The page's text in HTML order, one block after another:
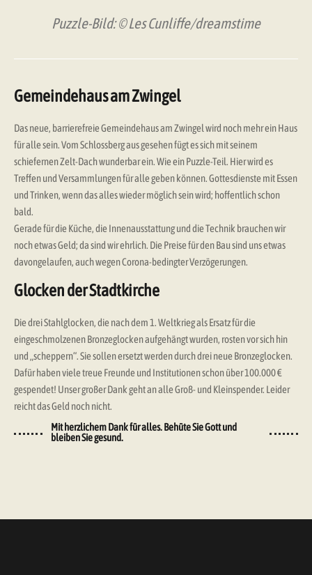
Puzzle-Bild: © Les Cunliffe/dreamstime
Gemeindehaus am Zwingel
Das neue, barrierefreie Gemeindehaus am Zwingel wird noch mehr ein Haus
für alle sein. Vom Schlossberg aus gesehen fügt es sich mit seinem
schiefernen Zelt-Dach wunderbar ein. Wie ein Puzzle-Teil. Hier wird es
Treffen und Versammlungen für alle geben können. Gottesdienste mit Essen
und Trinken, wenn das alles wieder möglich sein wird; hoffentlich schon
bald.
Gerade für die Küche, die Innenausstattung und die Technik brauchen wir
noch etwas Geld; da sind wir ehrlich. Die Preise für den Bau sind uns etwas
davongelaufen, auch wegen Corona-bedingter Verzögerungen.
Glocken der Stadtkirche
Die drei Stahlglocken, die nach dem 1. Weltkrieg als Ersatz für die
eingeschmolzenen Bronzeglocken aufgehängt wurden, rosten vor sich hin
und „scheppern“. Sie sollen ersetzt werden durch drei neue Bronzeglocken.
Dafür haben viele treue Freunde und Institutionen schon über 100.000 €
gespendet! Unser großer Dank geht an alle Groß- und Kleinspender. Leider
reicht das Geld noch nicht.
Mit herzlichem Dank für alles. Behüte Sie Gott und
bleiben Sie gesund.